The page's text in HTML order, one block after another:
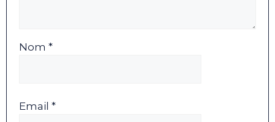
Nom *
Email *